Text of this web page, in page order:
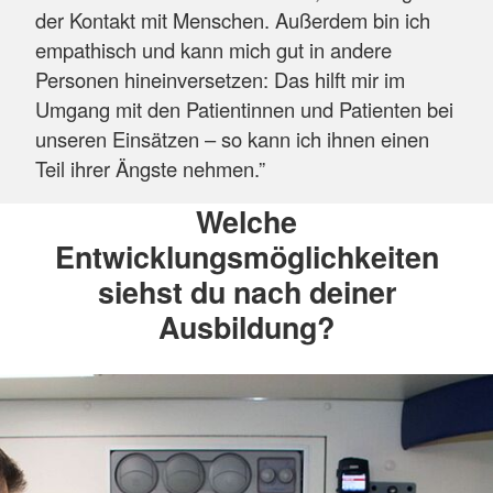
der Kontakt mit Menschen. Außerdem bin ich
empathisch und kann mich gut in andere
Personen hineinversetzen: Das hilft mir im
Umgang mit den Patientinnen und Patienten bei
unseren Einsätzen – so kann ich ihnen einen
Teil ihrer Ängste nehmen.”
Welche
Entwicklungsmöglichkeiten
siehst du nach deiner
Ausbildung?